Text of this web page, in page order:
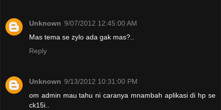
Unknown 9/07/2012 12:45:00 AM
Mas tema se zylo ada gak mas?..
Reply
Unknown 9/13/2012 10:31:00 PM
om admin mau tahu ni caranya mnambah aplikasi di hp se
ck15i..